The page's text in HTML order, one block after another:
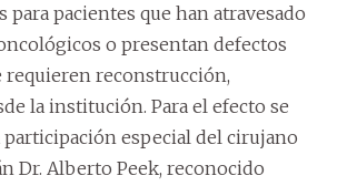
para pacientes que han atravesado
o presentan defectos
requieren reconstrucción,
la institución. Para el efecto se
participación especial del cirujano
Dr. Alberto Peek, reconocido